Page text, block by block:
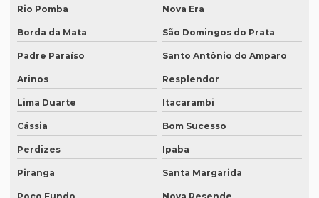
Intérprete para seminários
Intérprete simultâneo em bh
Intérprete simultâneo espanhol rio de janeiro
Intérprete simultâneo inglês em bh
Intérprete simultâneo inglês rj
Intérprete de videoconferência
Rio Pomba Nova Era
Borda da Mata São Domingos do Prata
Padre Paraíso Santo Antônio do Amparo
Arinos Resplendor
Lima Duarte Itacarambi
Cássia Bom Sucesso
Perdizes Ipaba
Piranga Santa Margarida